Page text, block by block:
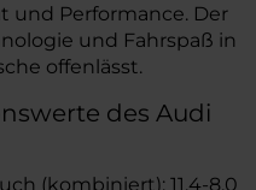
und Performance. Der
und Fahrspaß in
offenlässt.
des Audi
(kombiniert): 11,4-8,0